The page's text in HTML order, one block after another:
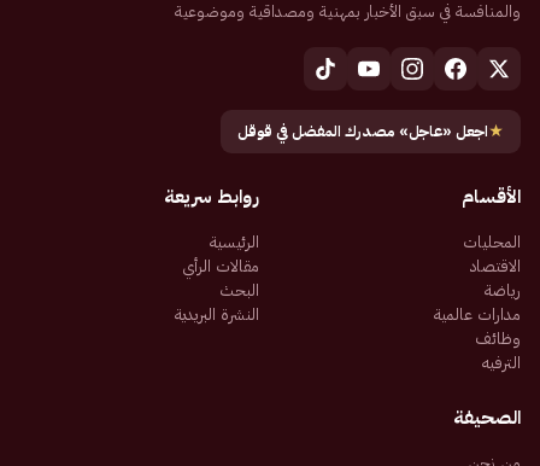
والمنافسة في سبق الأخبار بمهنية ومصداقية وموضوعية
★اجعل «عاجل» مصدرك المفضل في قوقل
الأقسام
المحليات
الاقتصاد
رياضة
مدارات عالمية
وظائف
الترفيه
روابط سريعة
الرئيسية
مقالات الرأي
البحث
النشرة البريدية
الصحيفة